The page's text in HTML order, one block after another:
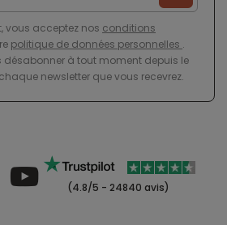
vous acceptez nos conditions
politique de données personnelles .
désabonner à tout moment depuis le
newsletter que vous recevrez.
(4.8/5 - 24840 avis)